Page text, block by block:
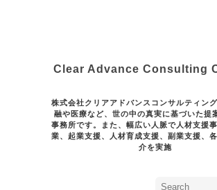
Clear Advance Consulting
株式会社クリアアドバンスコンサルティン
融や医療など、世の中の真実に基づいた提
事務所です。また、幅広い人脈で人材支援
業、起業支援、人材育成支援、副業支援、
介を実施